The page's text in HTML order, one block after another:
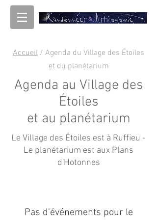
Accueil / Agenda du Village des Étoiles
et du planétarium
Agenda au Village des
Étoiles
et au planétarium
Le Village des Étoiles est à Ruffieu -
Le planétarium est aux Plans
d'Hotonnes
Pas d'événements pour le